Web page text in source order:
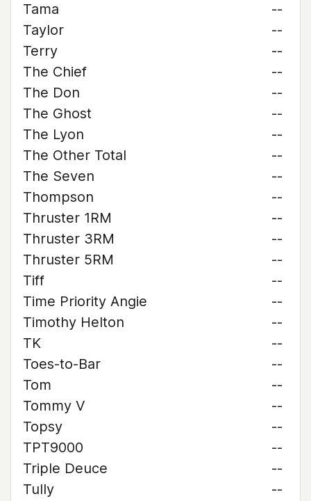
Tama
--
Taylor
--
Terry
--
The Chief
--
The Don
--
The Ghost
--
The Lyon
--
The Other Total
--
The Seven
--
Thompson
--
Thruster 1RM
--
Thruster 3RM
--
Thruster 5RM
--
Tiff
--
Time Priority Angie
--
Timothy Helton
--
TK
--
Toes-to-Bar
--
Tom
--
Tommy V
--
Topsy
--
TPT9000
--
Triple Deuce
--
Tully
--